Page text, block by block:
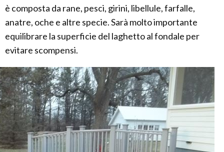
è composta da rane, pesci, girini, libellule, farfalle,
anatre, oche e altre specie. Sarà molto importante
equilibrare la superficie del laghetto al fondale per
evitare scompensi.